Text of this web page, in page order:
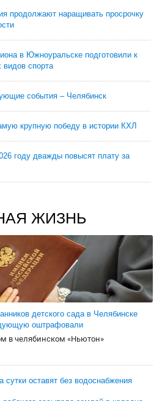
продолжают наращивать просрочку
в Южноуральске подготовили к
спорта
события – Челябинск
крупную победу в истории КХЛ
году дважды повысят плату за
ЖИЗНЬ
детского сада в Челябинске
оштрафовали
в челябинском «Ньютон»
сутки оставят без водоснабжения